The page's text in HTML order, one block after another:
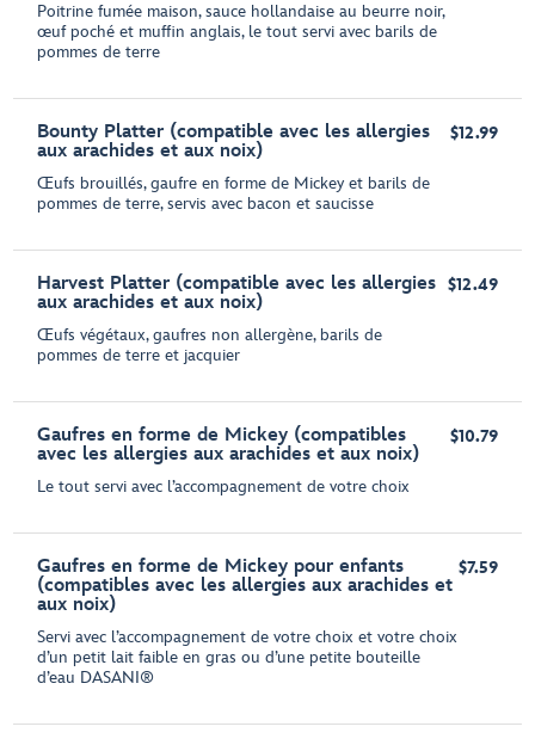
Poitrine fumée maison, sauce hollandaise au beurre noir,
œuf poché et muffin anglais, le tout servi avec barils de
pommes de terre
Bounty Platter (compatible avec les allergies
aux arachides et aux noix)
Œufs brouillés, gaufre en forme de Mickey et barils de
pommes de terre, servis avec bacon et saucisse
$12.99
Harvest Platter (compatible avec les allergies
aux arachides et aux noix)
Œufs végétaux, gaufres non allergène, barils de
pommes de terre et jacquier
$12.49
Gaufres en forme de Mickey (compatibles
avec les allergies aux arachides et aux noix)
Le tout servi avec l’accompagnement de votre choix
$10.79
Gaufres en forme de Mickey pour enfants
(compatibles avec les allergies aux arachides et
aux noix)
Servi avec l’accompagnement de votre choix et votre choix
d’un petit lait faible en gras ou d’une petite bouteille
d’eau DASANI®
$7.59